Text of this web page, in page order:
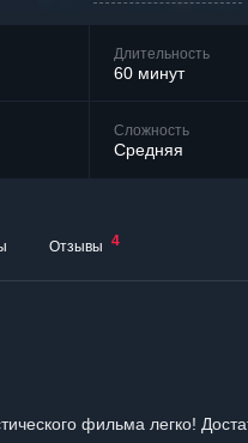
Длительность
60 минут
Сложность
Средняя
Отзывы 4
фильма легко!